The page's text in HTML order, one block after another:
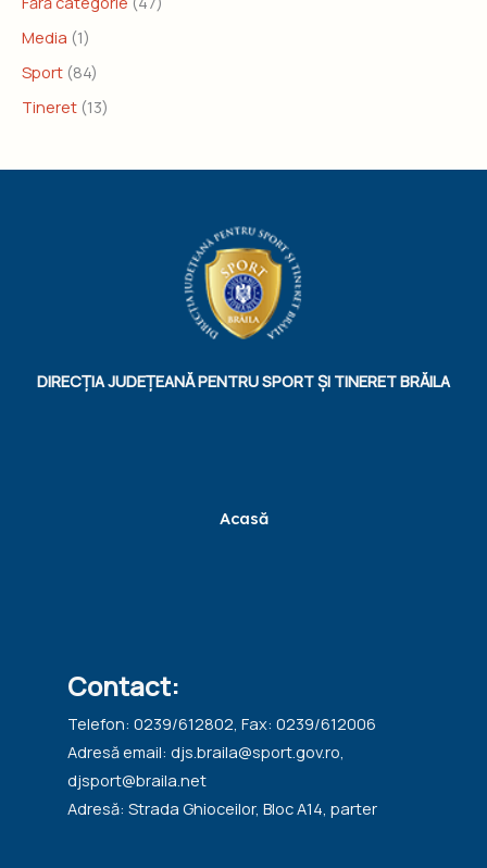
Media (1)
Sport (84)
Tineret (13)
DIRECȚIA JUDEȚEANĂ PENTRU SPORT ȘI TINERET BRĂILA
Acasă
Contact:
Telefon: 0239/612802, Fax: 0239/612006
Adresă email: djs.braila@sport.gov.ro,
djsport@braila.net
Adresă: Strada Ghioceilor, Bloc A14, parter